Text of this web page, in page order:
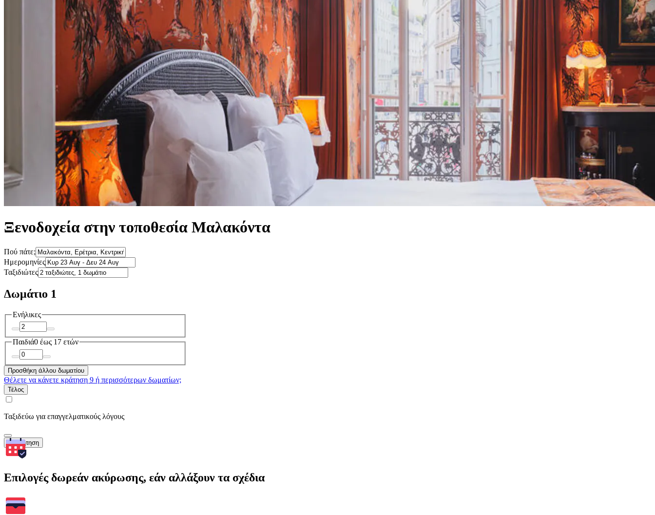
Ξενοδοχεία στην τοποθεσία Μαλακόντα
Πού πάτε;
Ημερομηνίες
Ταξιδιώτες
Δωμάτιο 1
Ενήλικες
Παιδιά0 έως 17 ετών
Προσθήκη άλλου δωματίου
Θέλετε να κάνετε κράτηση 9 ή περισσότερων δωματίων;
Τέλος
Ταξιδεύω για επαγγελματικούς λόγους
Αναζήτηση
Επιλογές δωρεάν ακύρωσης, εάν αλλάξουν τα σχέδια